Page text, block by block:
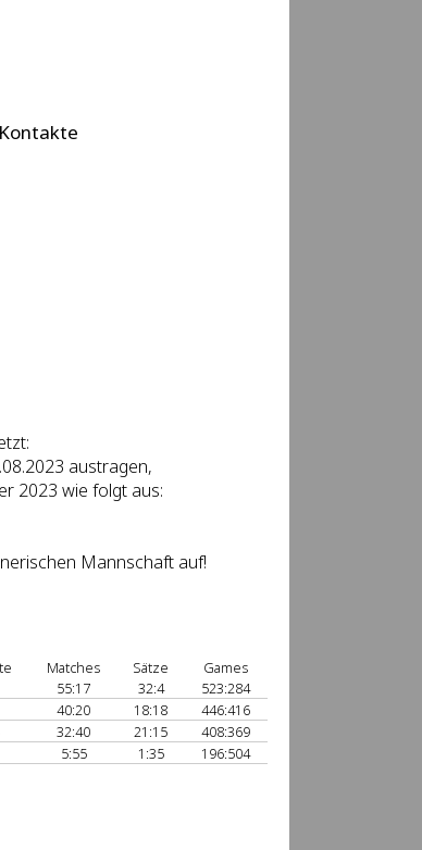
Kontakte
austragen,
2023 wie folgt aus:
Mannschaft auf!
Matches Sätze
Games
55:17 32:4
523:284
40:20 18:18
446:416
32:40 21:15
408:369
5:55 1:35 196:504